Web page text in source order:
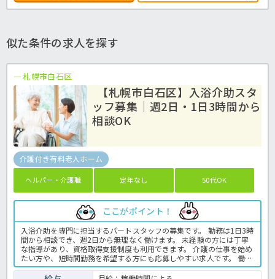
似た条件の求人を探す
札幌市白石区
【札幌市白石区】入浴介助スタ
ッフ募集｜週2日・1日3時間から
相談OK
介護付き有料老人ホーム
ヘルパー・介護職 定年なし 50代OK
ここがポイント！
入浴介助を専門に担当するパートスタッフの募集です。 勤務は1日3時
間から相談でき、週2日から無理なく働けます。 未経験の方には丁寧
な指導があり、資格取得支援制度も利用できます。 介護の仕事を始め
たい方や、短時間勤務を希望する方にも応募しやすい求人です。 働き
ながら介護資格の取得を目指したい方にも適した環境です。 ＜介護
職 パート 有老の求人＞